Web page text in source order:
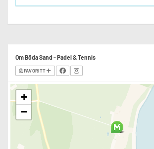
Om Böda Sand - Padel & Tennis
FAVORITT
+
−